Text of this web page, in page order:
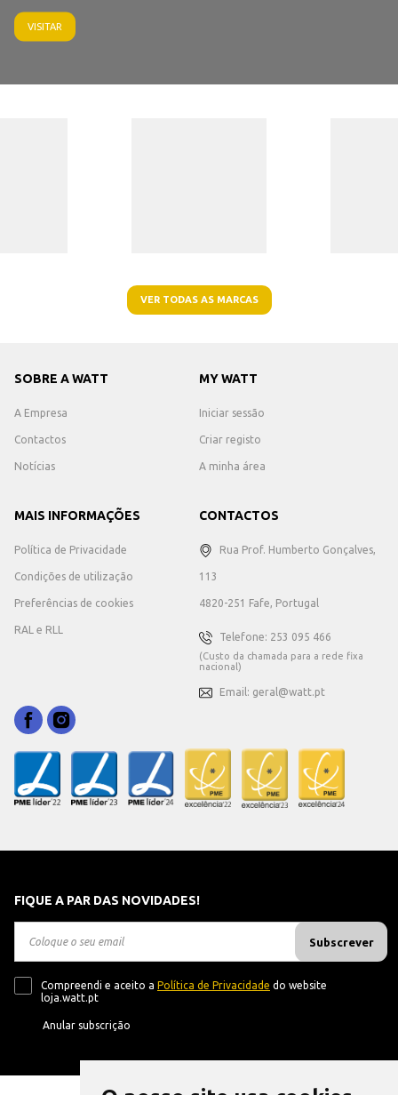
VISITAR
VER TODAS AS MARCAS
SOBRE A WATT
A Empresa
Contactos
Notícias
MY WATT
Iniciar sessão
Criar registo
A minha área
MAIS INFORMAÇÕES
Política de Privacidade
Condições de utilização
Preferências de cookies
RAL e RLL
CONTACTOS
Rua Prof. Humberto Gonçalves,
113
4820-251 Fafe, Portugal
Telefone: 253 095 466
(Custo da chamada para a rede fixa
nacional)
Email: geral@watt.pt
FIQUE A PAR DAS NOVIDADES!
Subscrever
Compreendi e aceito a Política de Privacidade do website
loja.watt.pt
Anular subscrição